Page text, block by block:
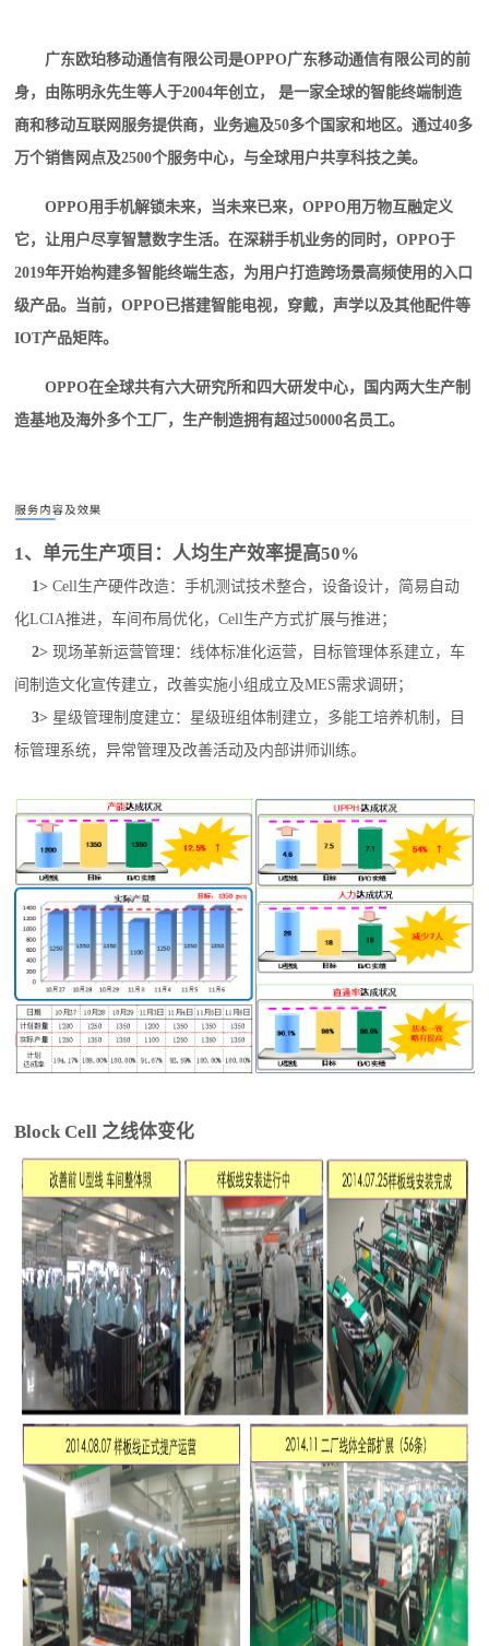
广东欧珀移动通信有限公司是OPPO广东移动通信有限公司 的前
身，由 陈明永先生等人于2004年创立， 是一家全球的智能终端制造
商和移动互联网服务提供商，业务遍及50多个国家和地区。通过40多
万个销售网点及2500个服务中心，与全球用户共享科技之美。
OPPO用手机解锁未来，当未来已来，OPPO用万物互融定义
它，让用户尽享智慧数字生活。在深耕手机业务的同时，OPPO于
2019年开始构建多智能终端生态，为用户打造跨场景高频使用的入口
级产品。当前，OPPO已搭建智能电视，穿戴，声学以及其他配件等
IOT产品矩阵。
OPPO在全球共有六大研究所和四大研发中心，国内两大生产制
造基地及海外多个工厂，生产制造拥有超过50000名员工。
1、单元生产项目：人均生产效率提高50%
1> Cell生产硬件改造：手机测试技术整合，设备设计，简易自动
化LCIA推进，车间布局优化，Cell生产方式扩展与推进；
2> 现场革新运营管理：线体标准化运营，目标管理体系建立，车
间制造文化宣传建立，改善实施小组成立及MES需求调研；
3> 星级管理制度建立：星级班组体制建立，多能工培养机制，目
标管理系统，异常管理及改善活动及内部讲师训练。
Block Cell 之线体变化